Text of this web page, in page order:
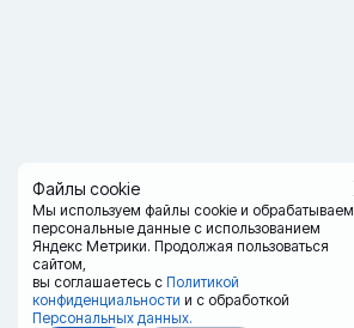
Файлы cookie
Мы используем файлы cookie и обрабатываем
персональные данные с использованием
Яндекс Метрики. Продолжая пользоваться
сайтом,
вы соглашаетесь с Политикой
конфиденциальности и с обработкой
Персональных данных.